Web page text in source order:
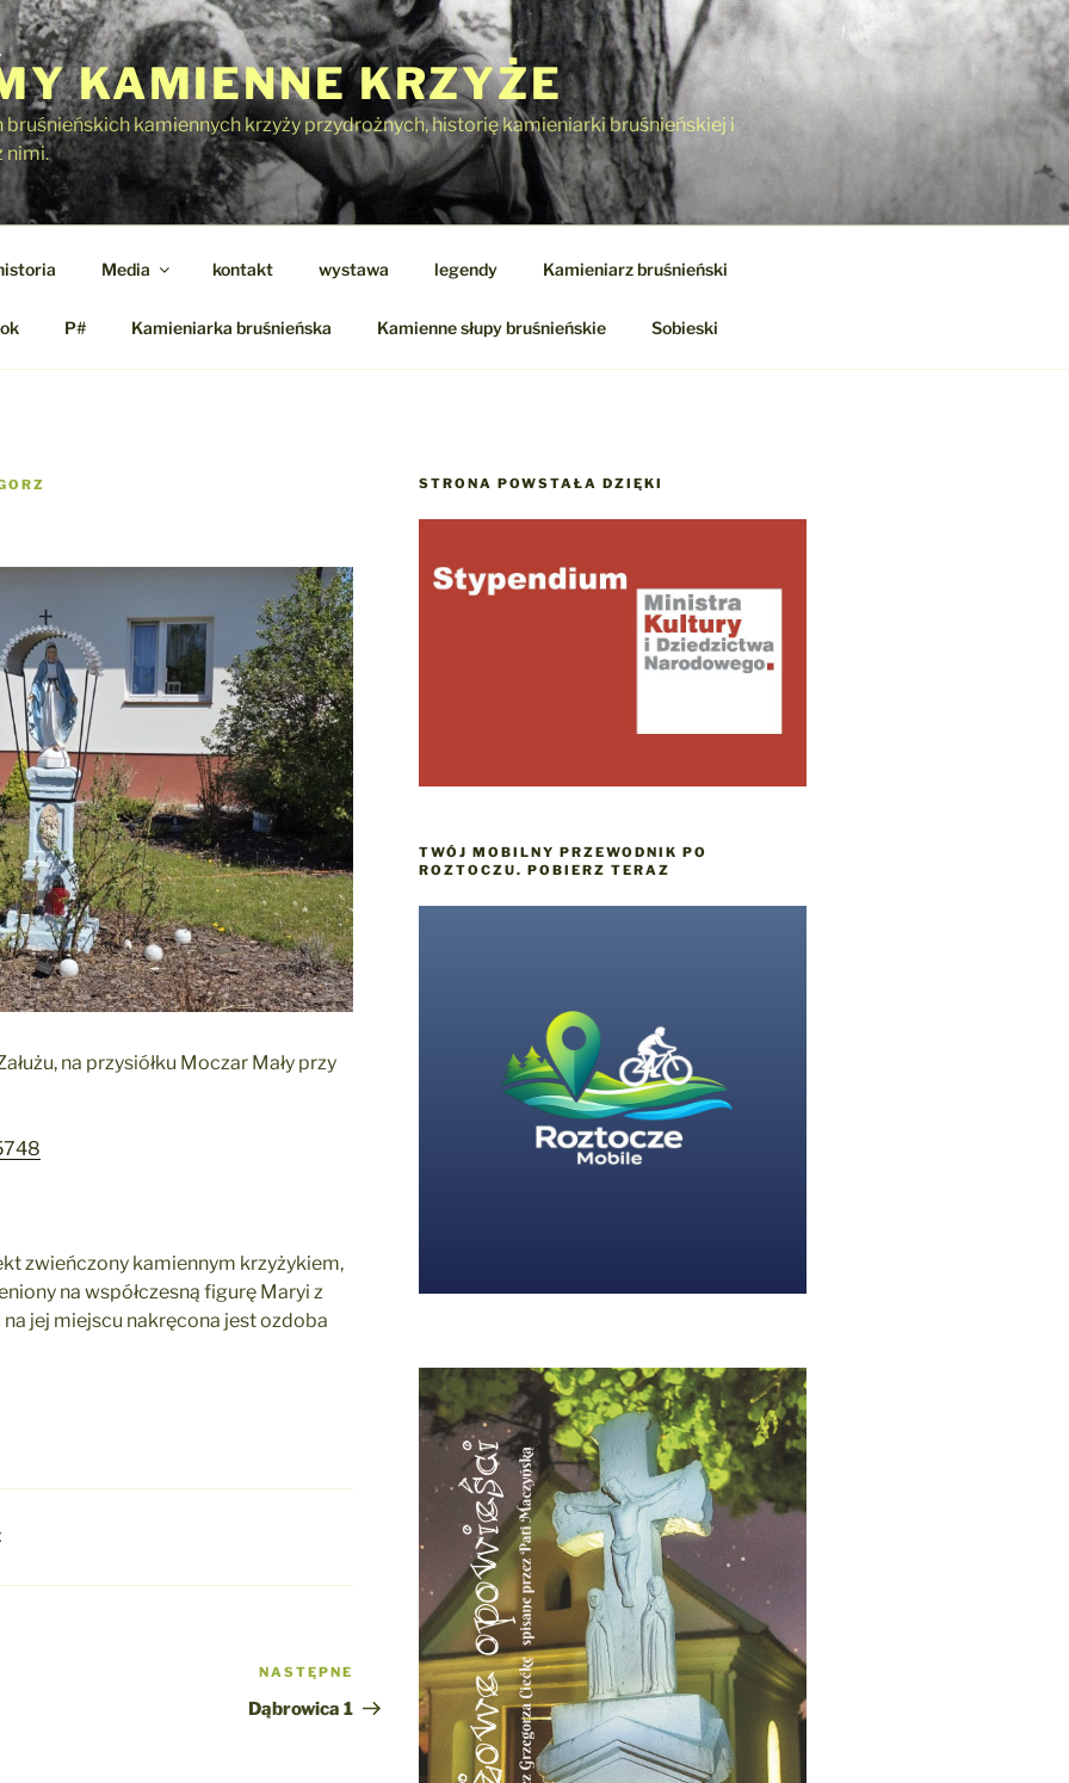
KAMIENNE KRZYŻE
kamiennych krzyży przydrożnych, historię kamieniarki bruśnieńskiej i
nimi.
Media kontakt wystawa legendy Kamieniarz bruśnieński
P# Kamieniarka bruśnieńska Kamienne słupy bruśnieńskie Sobieski
na przysiółku Moczar Mały przy
zwieńczony kamiennym krzyżykiem,
na współczesną figurę Maryi z
jej miejscu nakręcona jest ozdoba
Następny
wpis
NASTĘPNE
Dąbrowica 1
STRONA POWSTAŁA DZIĘKI
TWÓJ MOBILNY PRZEWODNIK PO
ROZTOCZU. POBIERZ TERAZ